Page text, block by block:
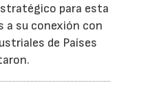
para esta
a su conexión con
de Países